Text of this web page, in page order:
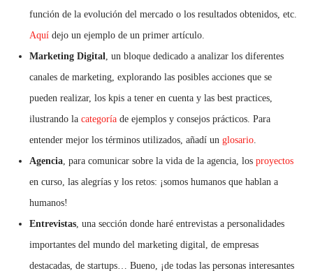
función de la evolución del mercado o los resultados obtenidos, etc.
Aquí dejo un ejemplo de un primer artículo.
Marketing Digital, un bloque dedicado a analizar los diferentes
canales de marketing, explorando las posibles acciones que se
pueden realizar, los kpis a tener en cuenta y las best practices,
ilustrando lacategoría de ejemplos y consejos prácticos. Para
entender mejor los términos utilizados, añadí unglosario.
Agencia, para comunicar sobre la vida de la agencia, losproyectos
en curso, las alegrías y los retos: ¡somos humanos que hablan a
humanos!
Entrevistas, una sección donde haré entrevistas a personalidades
importantes del mundo del marketing digital, de empresas
destacadas, de startups… Bueno, ¡de todas las personas interesantes